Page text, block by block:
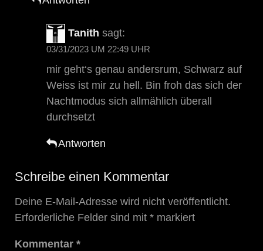
Tanith sagt:
03/31/2023 UM 22:49 UHR
mir geht‘s genau andersrum, Schwarz auf
Weiss ist mir zu hell. Bin froh das sich der
Nachtmodus sich allmählich überall
durchsetzt
Antworten
Schreibe einen Kommentar
Deine E-Mail-Adresse wird nicht veröffentlicht.
Erforderliche Felder sind mit * markiert
Kommentar *